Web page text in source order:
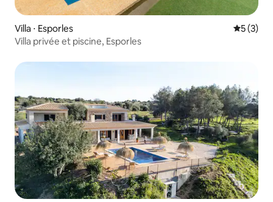
Villa ⋅ Esporles
5 (3)
Villa privée et piscine, Esporles